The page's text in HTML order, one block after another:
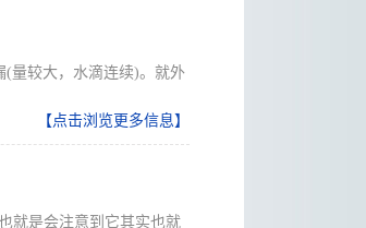
量较大，水滴连续)。就外
【点击浏览更多信息】
就是会注意到它其实也就